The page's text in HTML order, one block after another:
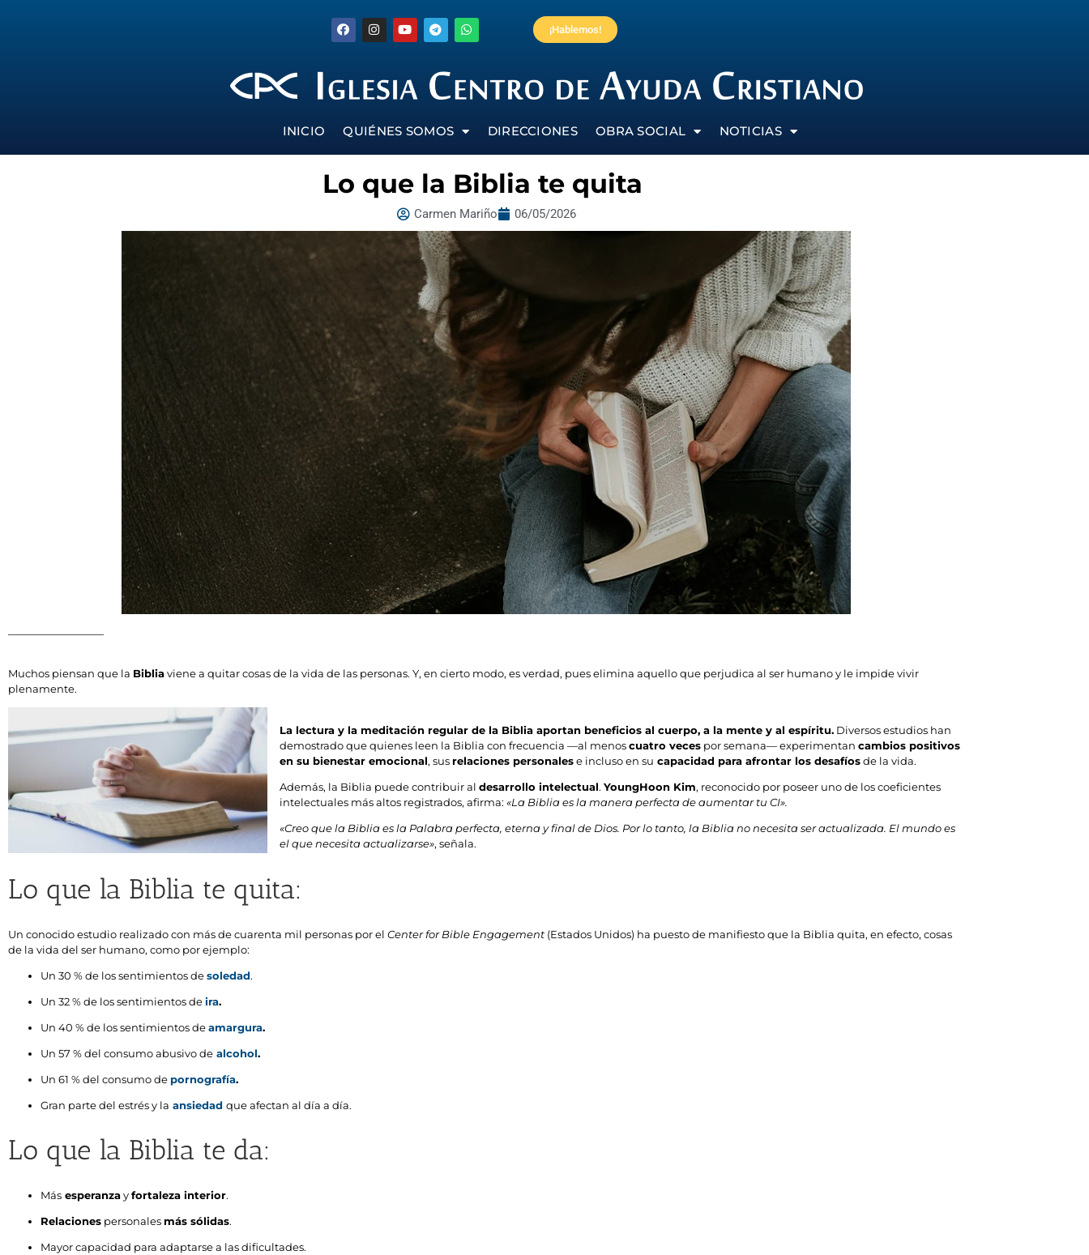
¡Hablemos!
INICIO QUIÉNES SOMOS DIRECCIONES OBRA SOCIAL NOTICIAS
Lo que la Biblia te quita
Carmen Mariño 06/05/2026
Muchos piensan que la Bibliaviene a quitar cosas de la vida de las personas. Y, en cierto modo, es verdad, pues elimina aquello que perjudica al ser humano y le impide vivir
plenamente.
La lectura y la meditación regular de la Biblia aportan beneficios al cuerpo, a la mente y al espíritu. Diversos estudios han
demostrado que quienes leen la Biblia con frecuencia —al menoscuatro veces por semana— experimentan cambios positivos
en su bienestar emocional, sus relaciones personalese incluso en su capacidad para afrontar los desafíosde la vida.
Además, la Biblia puede contribuir al desarrollo intelectual. YoungHoon Kim, reconocido por poseer uno de los coeficientes
intelectuales más altos registrados, afirma: «La Biblia es la manera perfecta de aumentar tu CI».
«Creo que la Biblia es la Palabra perfecta, eterna y final de Dios. Por lo tanto, la Biblia no necesita ser actualizada. El mundo es
el que necesita actualizarse», señala.
Lo que la Biblia te quita:
Un conocido estudio realizado con más de cuarenta mil personas por el Center for Bible Engagement (Estados Unidos) ha puesto de manifiesto que la Biblia quita, en efecto, cosas
de la vida del ser humano, como por ejemplo:
Un 30 % de los sentimientos desoledad.
Un 32 % de los sentimientos deira.
Un 40 % de los sentimientos deamargura.
Un 57 % del consumo abusivo de alcohol.
Un 61 % del consumo de pornografía.
Gran parte del estrés y la ansiedad que afectan al día a día.
Lo que la Biblia te da:
Más esperanzayfortaleza interior.
Relaciones personales más sólidas.
Mayor capacidad para adaptarse a las dificultades.